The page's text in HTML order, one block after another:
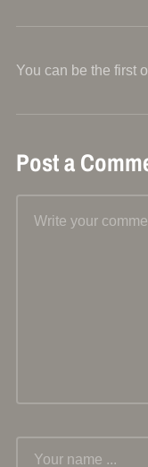
You can be the first
Post a